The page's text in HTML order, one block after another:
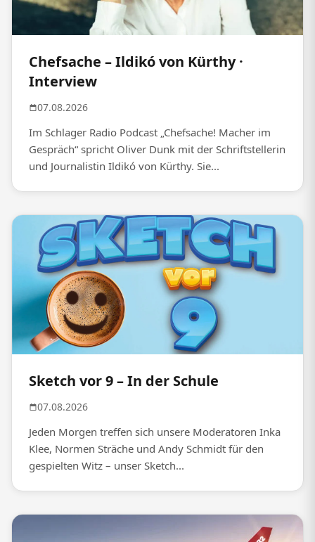
Chefsache – Ildikó von Kürthy ·
Interview
07.08.2026
Im Schlager Radio Podcast „Chefsache! Macher im
Gespräch“ spricht Oliver Dunk mit der Schriftstellerin
und Journalistin Ildikó von Kürthy. Sie...
Sketch vor 9 – In der Schule
07.08.2026
Jeden Morgen treffen sich unsere Moderatoren Inka
Klee, Normen Sträche und Andy Schmidt für den
gespielten Witz – unser Sketch...